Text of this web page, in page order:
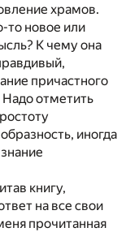
храмов.
то новое или
К чему она
причастного
отметить
иногда
книгу,
на все свои
прочитанная